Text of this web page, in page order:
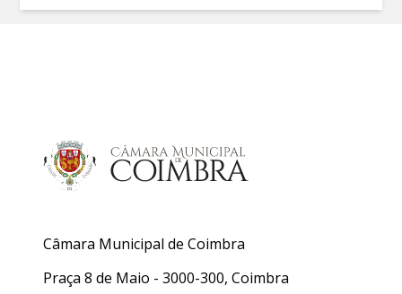
Câmara Municipal de Coimbra
Praça 8 de Maio - 3000-300, Coimbra